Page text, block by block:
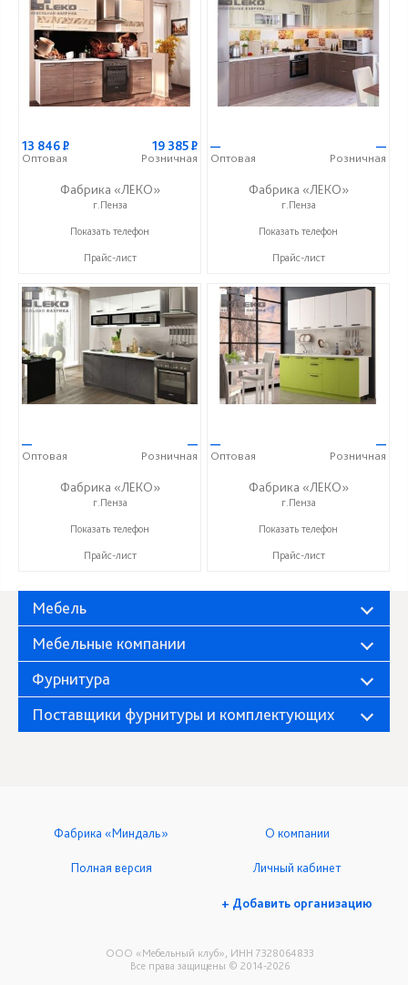
13 846Р
Оптовая
19 385Р
Розничная
Фабрика «ЛЕКО»
г.Пенза
+7 (800) 222-93-90
Показать телефон
Прайс-лист
—
Оптовая
—
Розничная
Фабрика «ЛЕКО»
г.Пенза
+7 (800) 222-93-90
Показать телефон
Прайс-лист
—
Оптовая
—
Розничная
Фабрика «ЛЕКО»
г.Пенза
+7 (800) 222-93-90
Показать телефон
Прайс-лист
—
Оптовая
—
Розничная
Фабрика «ЛЕКО»
г.Пенза
+7 (800) 222-93-90
Показать телефон
Прайс-лист
Мебель
Мебельные компании
Фурнитура
Поставщики фурнитуры и комплектующих
ООО «Мебельный клуб», ИНН 7328064833
Все права защищены © 2014-2026
Фабрика «Миндаль» О компании
Полная версия Личный кабинет
+ Добавить организацию